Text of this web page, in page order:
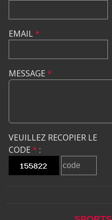
EMAIL*
MESSAGE *
VEUILLEZ RECOPIER LE
CODE * :